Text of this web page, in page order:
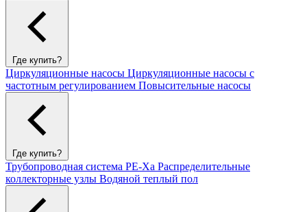
Где купить?
Циркуляционные насосы Циркуляционные насосы с
частотным регулированием Повысительные насосы
Где купить?
Трубопроводная система PE-Xa Распределительные
коллекторные узлы Водяной теплый пол